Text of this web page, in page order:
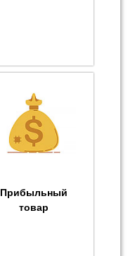
Прибыльный
товар